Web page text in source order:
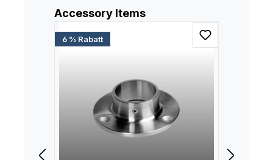
Produktgalerie überspringen
Accessory Items
6 % Rabatt